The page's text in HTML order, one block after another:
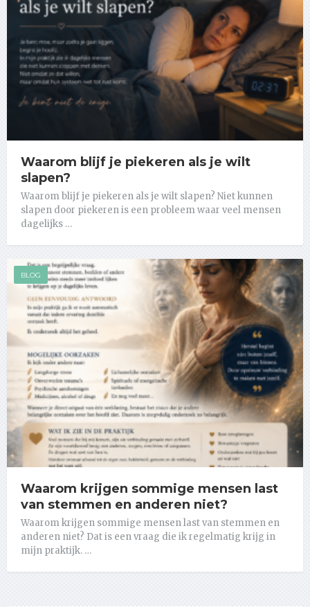
Waarom blijf je piekeren als je wilt
slapen?
Waarom blijf je piekeren als je wilt slapen? Niet kunnen
slapen door piekeren is een probleem waar veel mensen
dagelijks …
BLOG
Waarom krijgen sommige mensen last
van stemmen en anderen niet?
Waarom krijgen sommige mensen last van stemmen en
anderen niet? Dat is een vraag die ik regelmatig krijg in
mijn praktijk. …